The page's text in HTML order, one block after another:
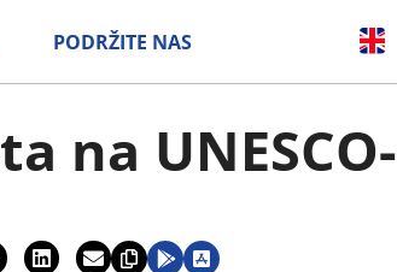
PODRŽITE NAS
na UNESCO-